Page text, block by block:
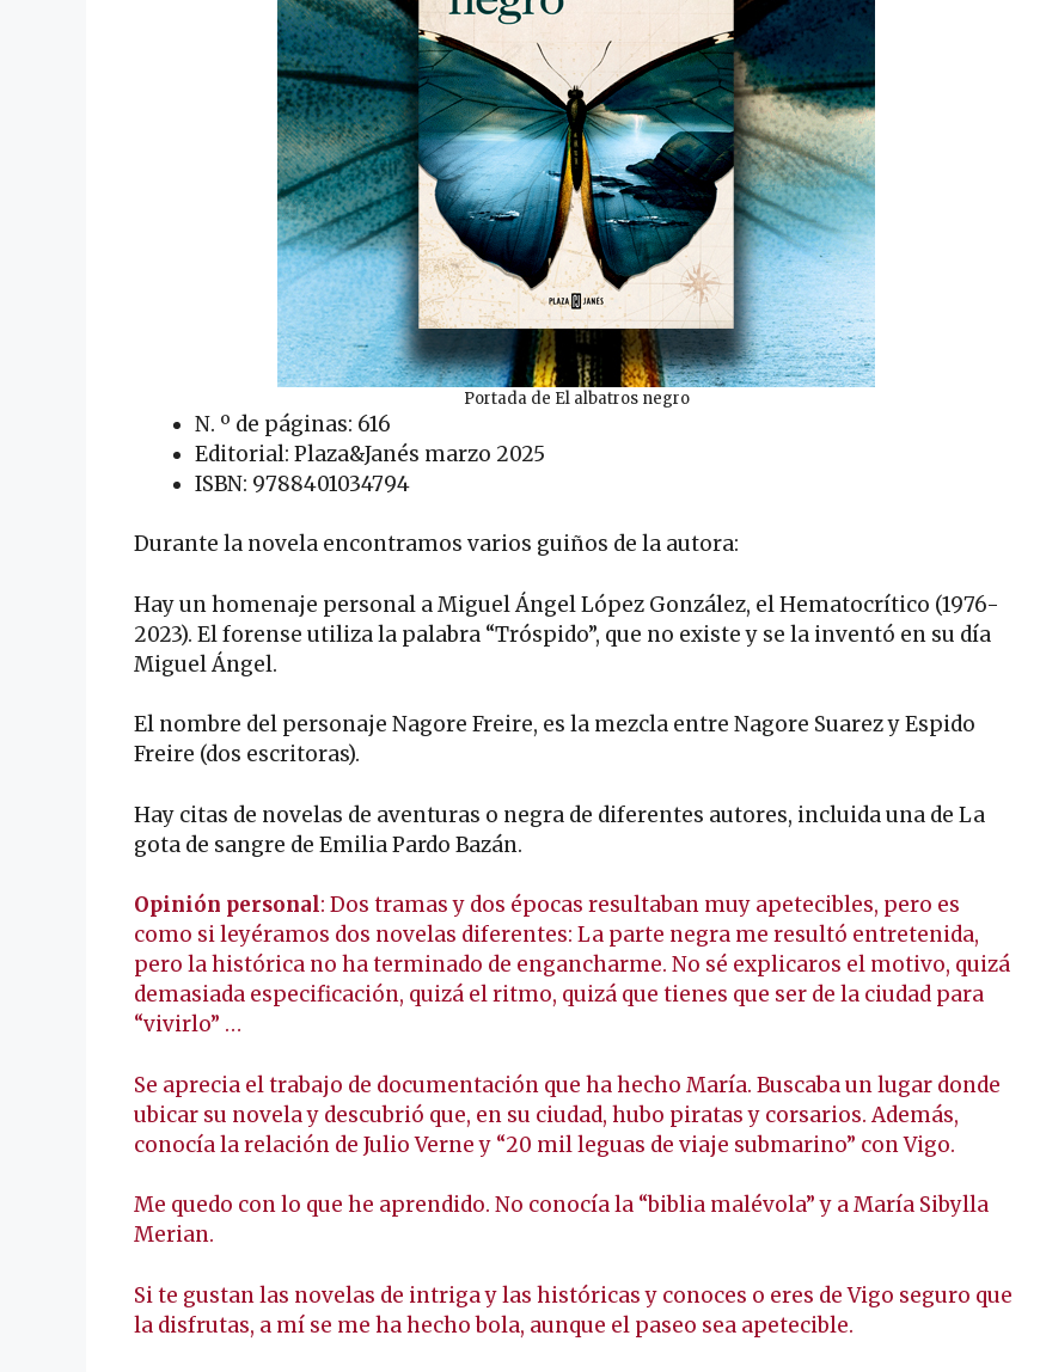
Portada de El albatros negro
N. º de páginas: 616
Editorial: Plaza&Janés marzo 2025
ISBN: 9788401034794
Durante la novela encontramos varios guiños de la autora:
Hay un homenaje personal a Miguel Ángel López González, el Hematocrítico (1976-
2023). El forense utiliza la palabra “Tróspido”, que no existe y se la inventó en su día
Miguel Ángel.
El nombre del personaje Nagore Freire, es la mezcla entre Nagore Suarez y Espido
Freire (dos escritoras).
Hay citas de novelas de aventuras o negra de diferentes autores, incluida una de La
gota de sangre de Emilia Pardo Bazán.
Opinión personal: Dos tramas y dos épocas resultaban muy apetecibles, pero es
como si leyéramos dos novelas diferentes: La parte negra me resultó entretenida,
pero la histórica no ha terminado de engancharme. No sé explicaros el motivo, quizá
demasiada especificación, quizá el ritmo, quizá que tienes que ser de la ciudad para
“vivirlo” …
Se aprecia el trabajo de documentación que ha hecho María. Buscaba un lugar donde
ubicar su novela y descubrió que, en su ciudad, hubo piratas y corsarios. Además,
conocía la relación de Julio Verne y “20 mil leguas de viaje submarino” con Vigo.
Me quedo con lo que he aprendido. No conocía la “biblia malévola” y a María Sibylla
Merian.
Si te gustan las novelas de intriga y las históricas y conoces o eres de Vigo seguro que
la disfrutas, a mí se me ha hecho bola, aunque el paseo sea apetecible.